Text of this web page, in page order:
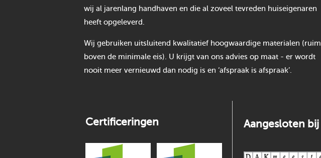
wij al jarenlang handhaven en die al zoveel tevreden huiseigenaren
heeft opgeleverd.
Wij gebruiken uitsluitend kwalitatief hoogwaardige materialen (ruim
boven de minimale eis). U krijgt van ons advies op maat - er wordt
nooit meer vernieuwd dan nodig is en ‘afspraak is afspraak’.
Certificeringen Aangesloten bij